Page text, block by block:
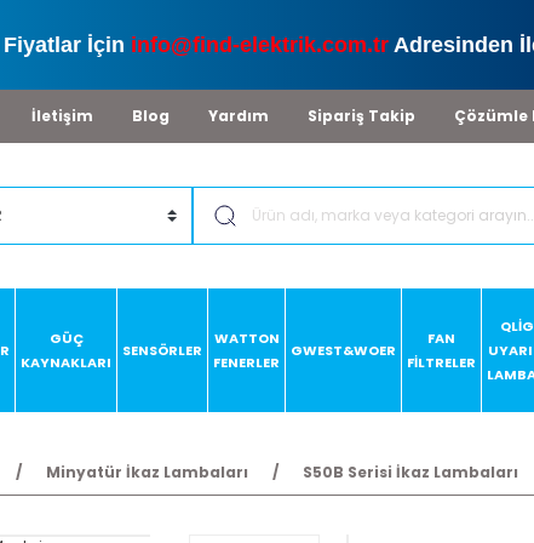
Fiyatlar İçin info@find-elektrik.com.trAdresinden
İletişim Blog Yardım Sipariş Takip Çözümle
GÜÇ
KAYNAKLARI
SENSÖRLER
WATTON
FENERLER
GWEST&WOER
FAN
FİLTRELER
Minyatür İkaz Lambaları S50B Serisi İkaz Lambaları